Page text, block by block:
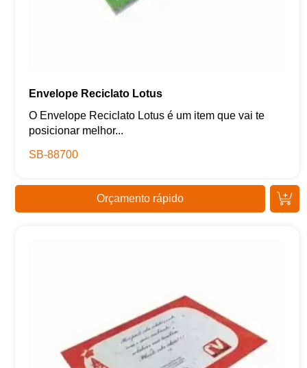
Envelope Reciclato Lotus
O Envelope Reciclato Lotus é um item que vai te
posicionar melhor...
SB-88700
Orçamento rápido